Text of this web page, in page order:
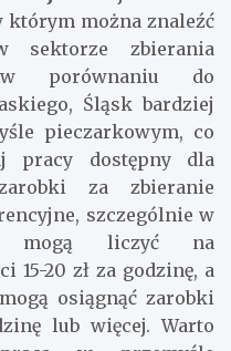
Województwo
można znaleźć
sektorze zbierania
w porównaniu do
Śląsk bardziej
pieczarkowym, co
pracy dostępny dla
za zbieranie
szczególnie w
mogą liczyć na
15-20 zł za godzinę, a
osiągnąć zarobki